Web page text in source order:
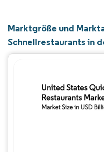
Marktgröße und
Schnellrestaurants in